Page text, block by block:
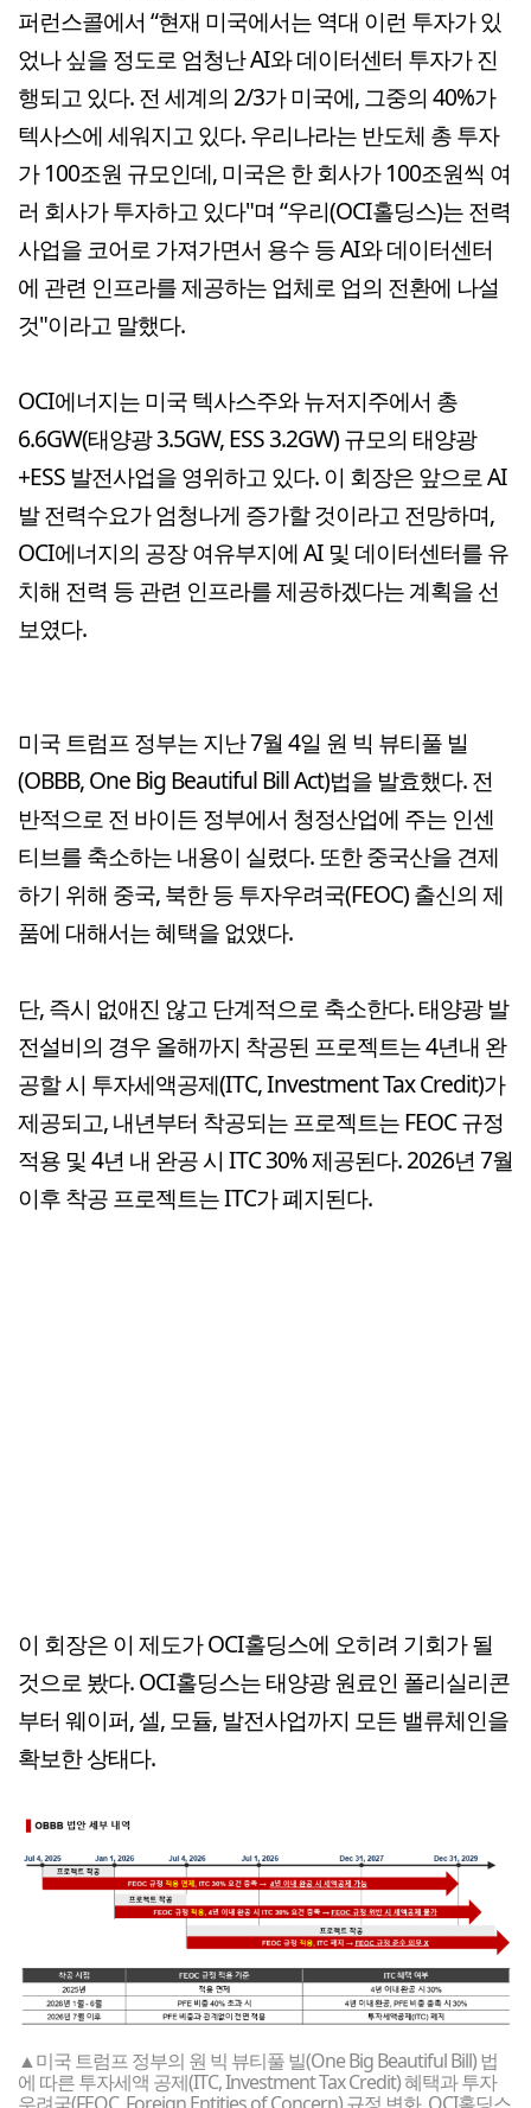
퍼런스콜에서 “현재 미국에서는 역대 이런 투자가 있
었나 싶을 정도로 엄청난 AI와 데이터센터 투자가 진
행되고 있다. 전 세계의 2/3가 미국에, 그중의 40%가
텍사스에 세워지고 있다. 우리나라는 반도체 총 투자
가 100조원 규모인데, 미국은 한 회사가 100조원씩 여
러 회사가 투자하고 있다"며 “우리(OCI홀딩스)는 전력
사업을 코어로 가져가면서 용수 등 AI와 데이터센터
에 관련 인프라를 제공하는 업체로 업의 전환에 나설
것"이라고 말했다.
OCI에너지는 미국 텍사스주와 뉴저지주에서 총
6.6GW(태양광 3.5GW, ESS 3.2GW) 규모의 태양광
+ESS 발전사업을 영위하고 있다. 이 회장은 앞으로 AI
발 전력수요가 엄청나게 증가할 것이라고 전망하며,
OCI에너지의 공장 여유부지에 AI 및 데이터센터를 유
치해 전력 등 관련 인프라를 제공하겠다는 계획을 선
보였다.
미국 트럼프 정부는 지난 7월 4일 원 빅 뷰티풀 빌
(OBBB, One Big Beautiful Bill Act)법을 발효했다. 전
반적으로 전 바이든 정부에서 청정산업에 주는 인센
티브를 축소하는 내용이 실렸다. 또한 중국산을 견제
하기 위해 중국, 북한 등 투자우려국(FEOC) 출신의 제
품에 대해서는 혜택을 없앴다.
단, 즉시 없애진 않고 단계적으로 축소한다. 태양광 발
전설비의 경우 올해까지 착공된 프로젝트는 4년내 완
공할 시 투자세액공제(ITC, Investment Tax Credit)가
제공되고, 내년부터 착공되는 프로젝트는 FEOC 규정
적용 및 4년 내 완공 시 ITC 30% 제공된다. 2026년 7월
이후 착공 프로젝트는 ITC가 폐지된다.
이 회장은 이 제도가 OCI홀딩스에 오히려 기회가 될
것으로 봤다. OCI홀딩스는 태양광 원료인 폴리실리콘
부터 웨이퍼, 셀, 모듈, 발전사업까지 모든 밸류체인을
확보한 상태다.
▲미국 트럼프 정부의 원 빅 뷰티풀 빌(One Big Beautiful Bill) 법
에 따른 투자세액 공제(ITC, Investment Tax Credit) 혜택과 투자